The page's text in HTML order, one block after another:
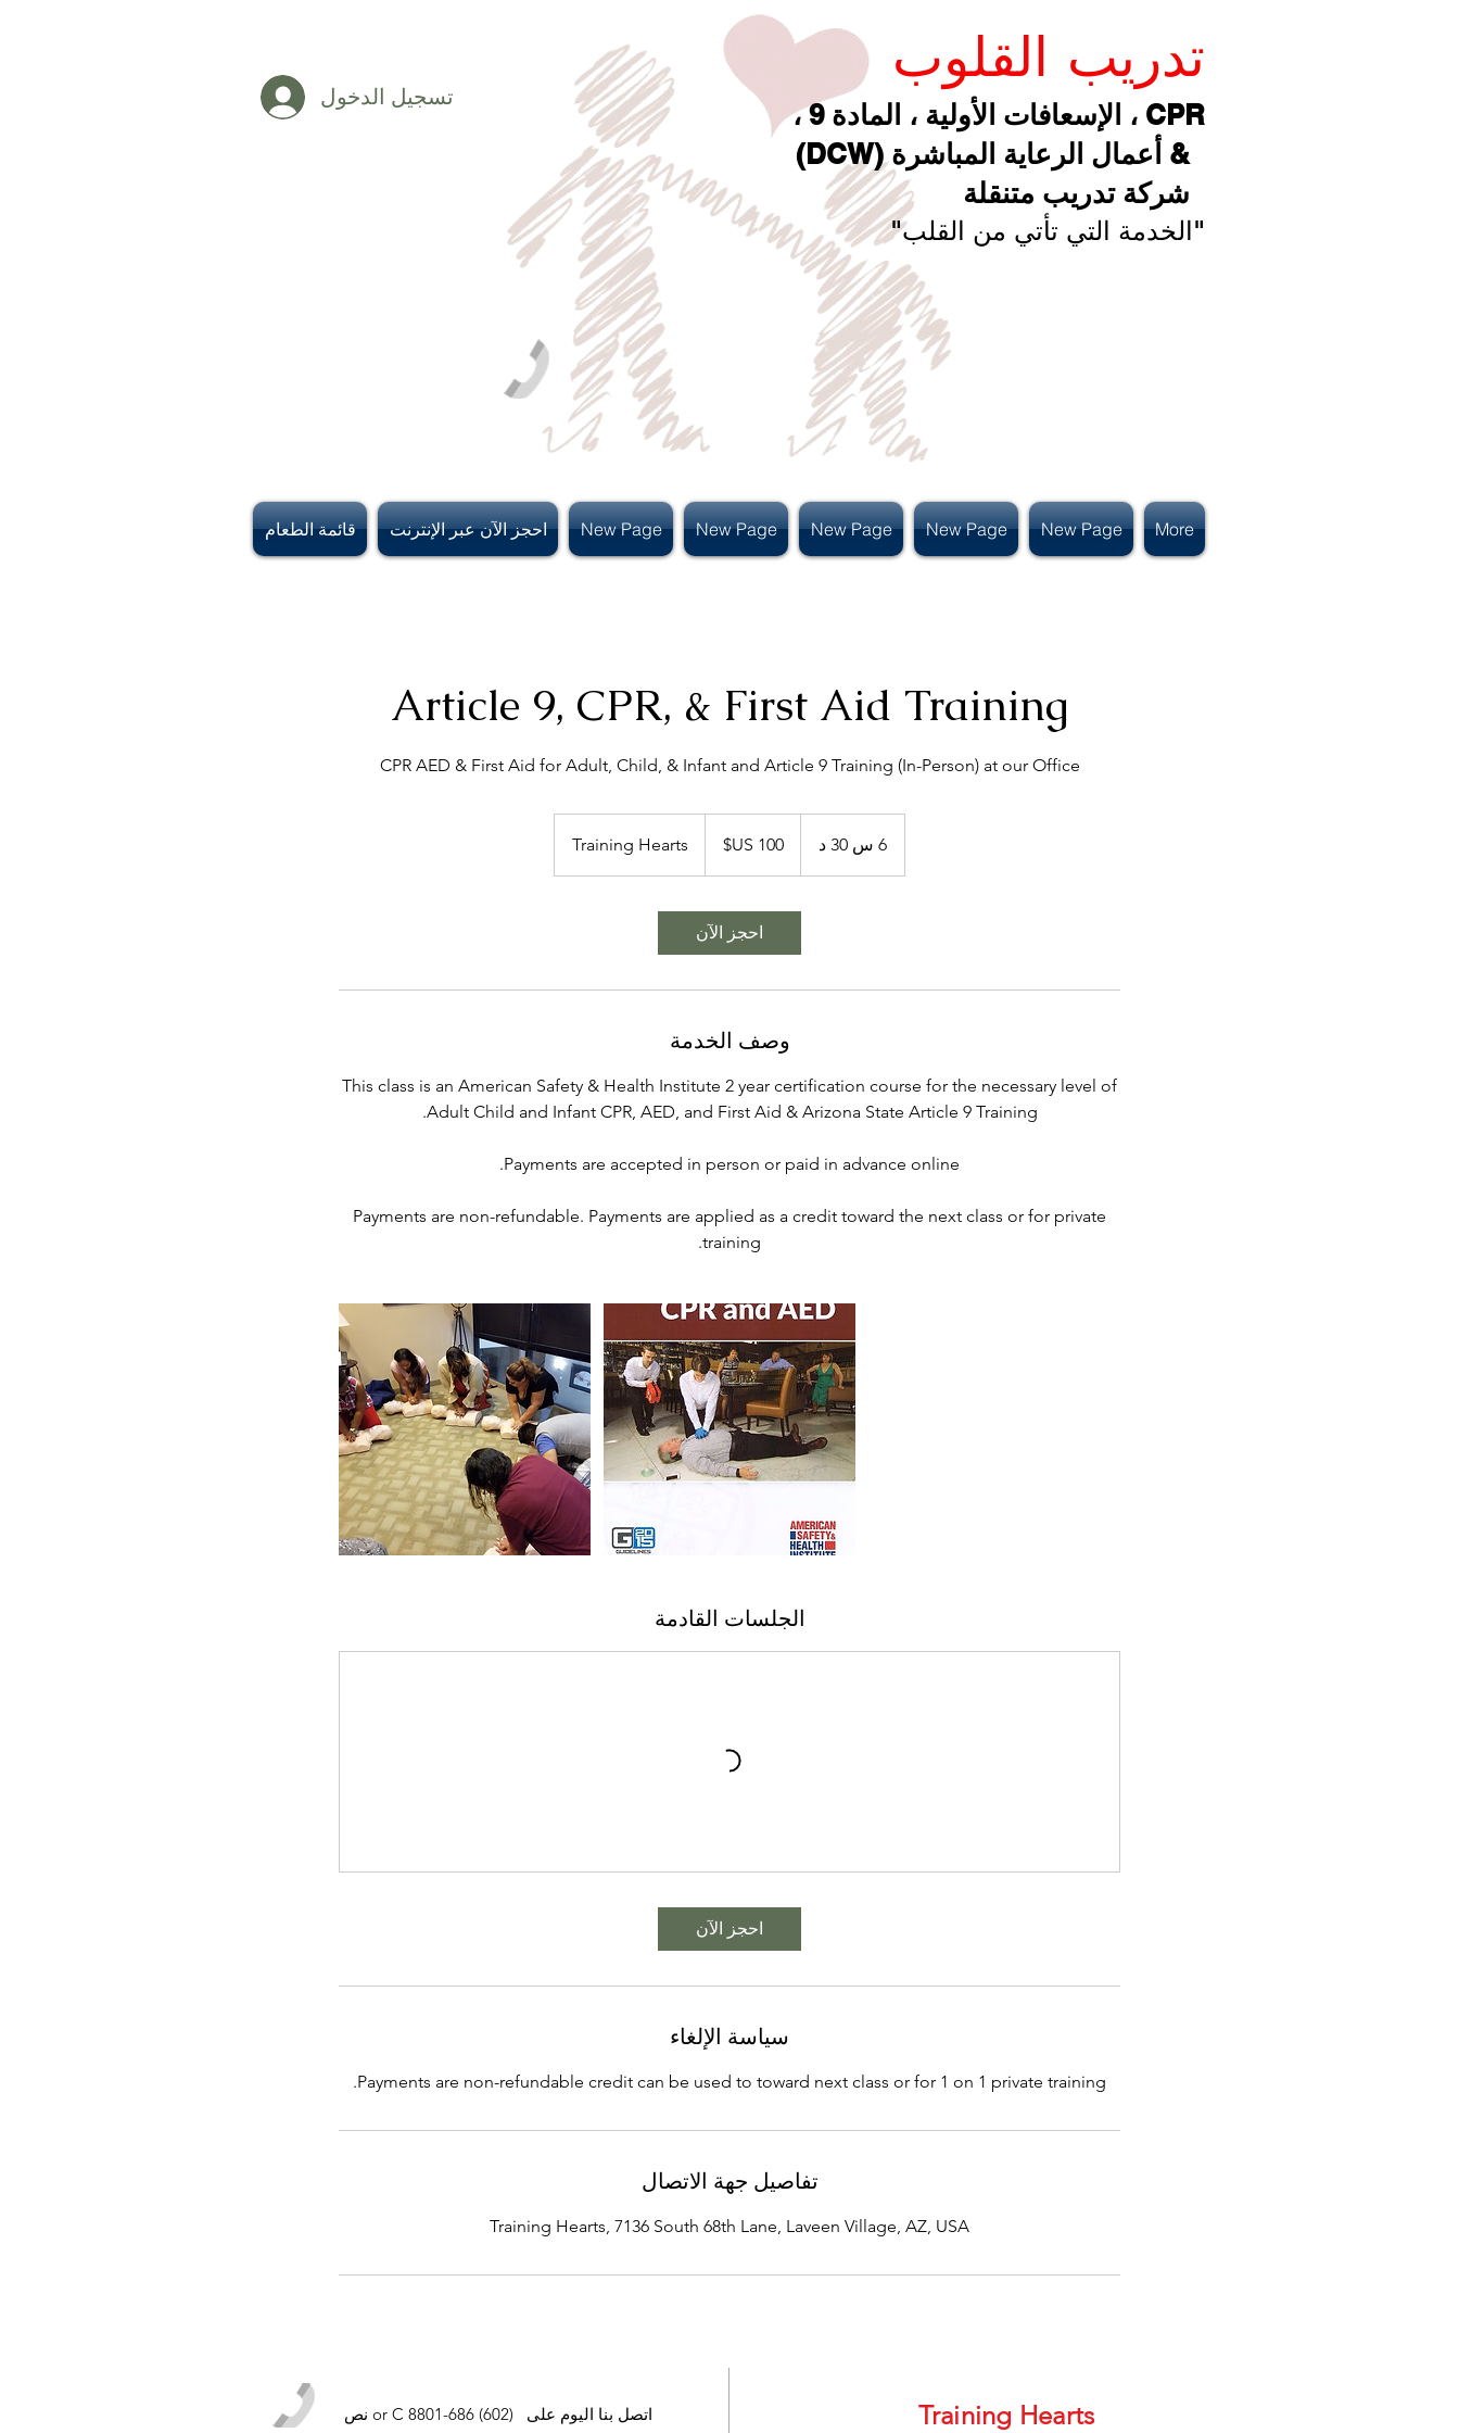
تدريب القلوب
CPR ، الإسعافات الأولية ، المادة 9 ،
& أعمال الرعاية المباشرة (DCW)
شركة تدريب متنقلة
"الخدمة التي تأتي من القلب"
تسجيل الدخول
قائمة الطعام احجز الآن عبر الإنترنت New Page New Page New Page New Page New Page More
Article 9, CPR, & First Aid Training
CPR AED & First Aid for Adult, Child, & Infant and Article 9 Training (In-Person) at our Office
6 س 30 د
س
أمريكي
Training Hearts
احجز الآن
وصف الخدمة
This class is an American Safety & Health Institute 2 year certification course for the necessary level of
Payments are non-refundable. Payments are applied as a credit toward the next class or for private
training.
الجلسات القادمة
احجز الآن
سياسة الإلغاء
Payments are non-refundable credit can be used to toward next class or for 1 on 1 private training.
تفاصيل جهة الاتصال
Training Hearts, 7136 South 68th Lane, Laveen Village, AZ, USA
نص or C اتصل بنا اليوم على (602) 686-8801 Training Hearts